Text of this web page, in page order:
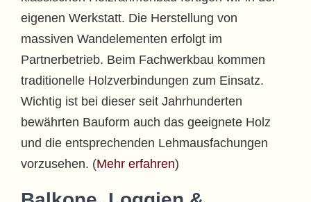
eigenen Werkstatt. Die Herstellung von
massiven Wandelementen erfolgt im
Partnerbetrieb. Beim Fachwerkbau kommen
traditionelle Holzverbindungen zum Einsatz.
Wichtig ist bei dieser seit Jahrhunderten
bewährten Bauform auch das geeignete Holz
und die entsprechenden Lehmausfachungen
vorzusehen. (Mehr erfahren)